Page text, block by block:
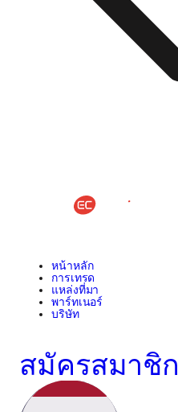
หน้าหลัก
การเทรด
แหล่งที่มา
พาร์ทเนอร์
บริษัท
สมัครสมาชิก